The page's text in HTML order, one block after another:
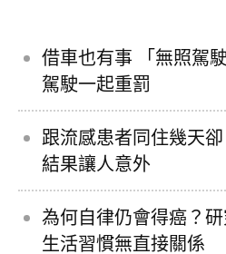
借車也有事 「無照駕
駕駛一起重罰
跟流感患者同住幾天
結果讓人意外
為何自律仍會得癌？
生活習慣無直接關係